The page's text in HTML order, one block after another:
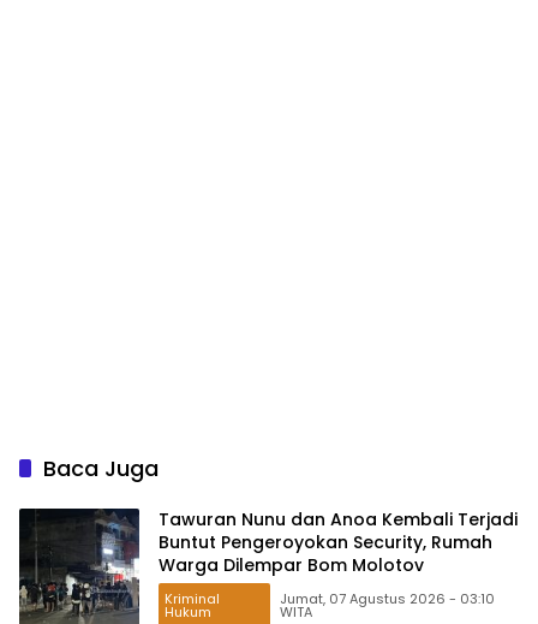
Baca Juga
Tawuran Nunu dan Anoa Kembali Terjadi
Buntut Pengeroyokan Security, Rumah
Warga Dilempar Bom Molotov
Kriminal
Hukum
Jumat, 07 Agustus 2026 - 03:10
WITA